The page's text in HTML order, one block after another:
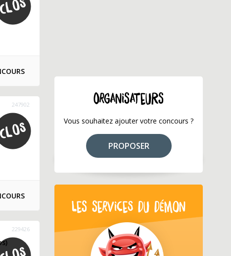
247902
229426
ORGANISATEURS
Vous souhaitez ajouter votre concours ?
PROPOSER
LES SERVICES DU DÉMON